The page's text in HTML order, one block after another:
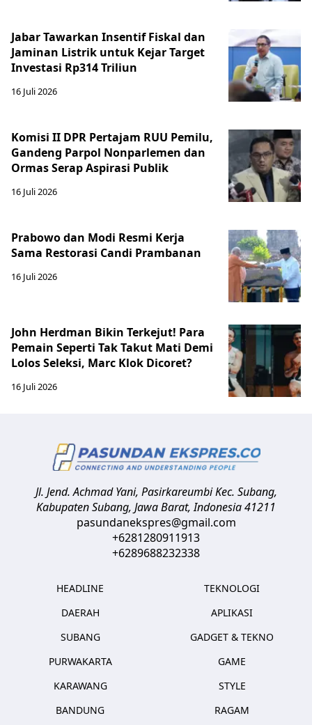
Jabar Tawarkan Insentif Fiskal dan
Jaminan Listrik untuk Kejar Target
Investasi Rp314 Triliun
16 Juli 2026
Komisi II DPR Pertajam RUU Pemilu,
Gandeng Parpol Nonparlemen dan
Ormas Serap Aspirasi Publik
16 Juli 2026
Prabowo dan Modi Resmi Kerja
Sama Restorasi Candi Prambanan
16 Juli 2026
John Herdman Bikin Terkejut! Para
Pemain Seperti Tak Takut Mati Demi
Lolos Seleksi, Marc Klok Dicoret?
16 Juli 2026
Jl. Jend. Achmad Yani, Pasirkareumbi Kec. Subang,
Kabupaten Subang, Jawa Barat,Indonesia41211
pasundanekspres@gmail.com
+6281280911913
+6289688232338
HEADLINE
DAERAH
SUBANG
PURWAKARTA
KARAWANG
BANDUNG
TEKNOLOGI
APLIKASI
GADGET & TEKNO
GAME
STYLE
RAGAM